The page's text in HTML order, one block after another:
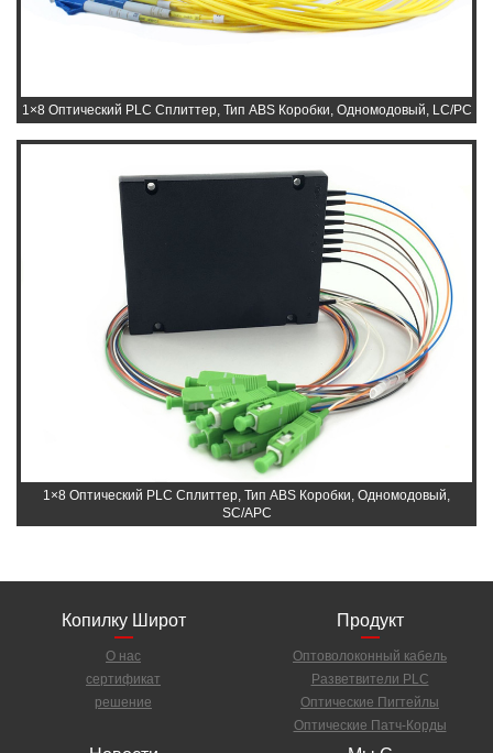
1×8 Оптический PLC Сплиттер, Тип ABS Коробки, Одномодовый, LC/PC
1×8 Оптический PLC Сплиттер, Тип ABS Коробки, Одномодовый,
SC/APC
Копилку Широт
О нас
сертификат
решение
Продукт
Оптоволоконный кабель
Разветвители PLC
Оптические Пигтейлы
Оптические Патч-Корды